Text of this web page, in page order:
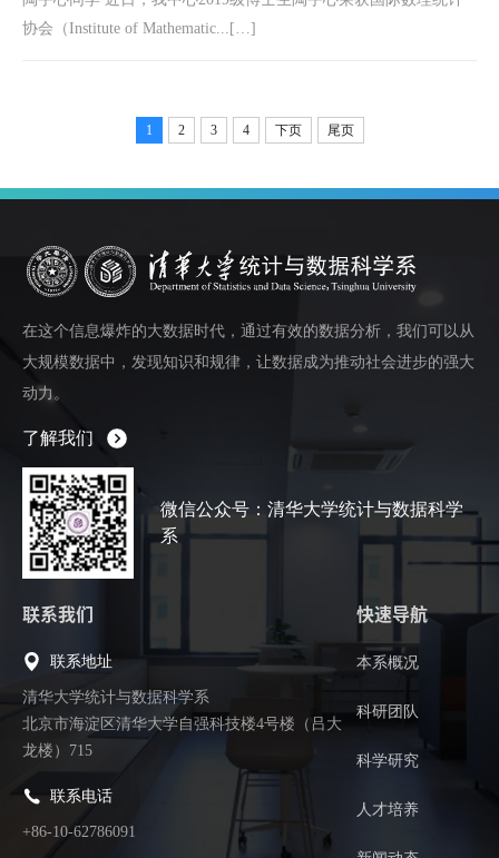
协会（Institute of Mathematic...[…]
1 2 3 4 下页 尾页
在这个信息爆炸的大数据时代，通过有效的数据分析，我们可以从
大规模数据中，发现知识和规律，让数据成为推动社会进步的强大
动力。
了解我们
微信公众号：清华大学统计与数据科学
系
联系我们
联系地址
清华大学统计与数据科学系
北京市海淀区清华大学自强科技楼4号楼（吕大
龙楼）715
联系电话
+86-10-62786091
快速导航
本系概况
科研团队
科学研究
人才培养